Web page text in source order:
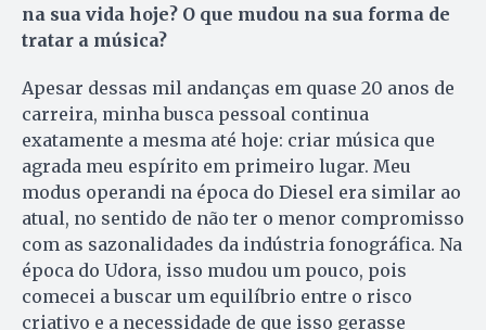
na sua vida hoje? O que mudou na sua forma de
tratar a música?
Apesar dessas mil andanças em quase 20 anos de
carreira, minha busca pessoal continua
exatamente a mesma até hoje: criar música que
agrada meu espírito em primeiro lugar. Meu
modus operandi na época do Diesel era similar ao
atual, no sentido de não ter o menor compromisso
com as sazonalidades da indústria fonográfica. Na
época do Udora, isso mudou um pouco, pois
comecei a buscar um equilíbrio entre o risco
criativo e a necessidade de que isso gerasse